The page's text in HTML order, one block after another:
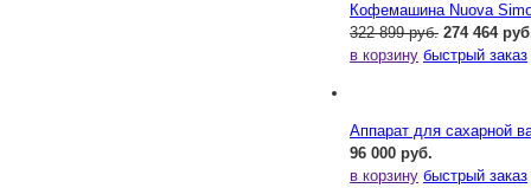
Кофемашина Nuova
322 899 руб. 274 464
в корзину быстрый заказ
Аппарат для сахарной
96 000 руб.
в корзину быстрый заказ